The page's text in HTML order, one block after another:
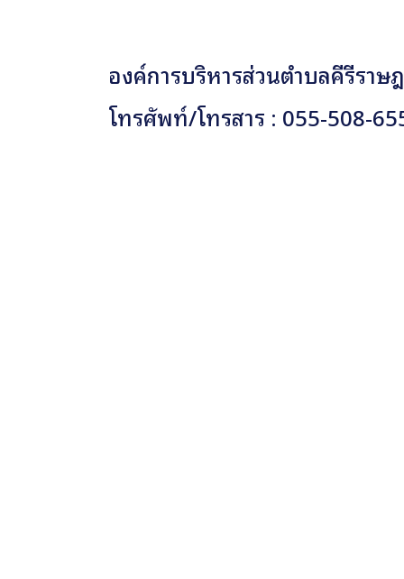
องค์การบริหารส่วนตำบลคีรีรา
โทรศัพท์/โทรสาร : 055-508-